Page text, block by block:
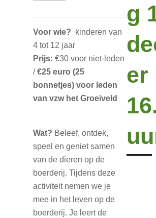
g
er
Voor wie? kinderen van
4 tot 12 jaar
Prijs: €30 voor niet-leden
/€25 euro (25
bonnetjes) voor leden
van vzw het Groeiveld
Wat? Beleef, ontdek,
speel en geniet samen
van de dieren op de
boerderij. Tijdens deze
activiteit nemen we je
mee in het leven op de
boerderij. Je leert de